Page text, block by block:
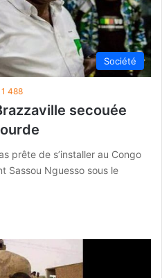
Société
1 488
secouée
prête de s’installer au Congo
Sassou Nguesso sous le